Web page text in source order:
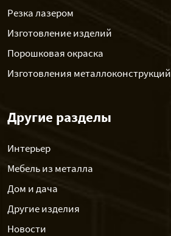
Резка лазером
Изготовление изделий
Порошковая окраска
Изготовления металлоконструкций
Другие разделы
Интерьер
Мебель из металла
Дом и дача
Другие изделия
Новости